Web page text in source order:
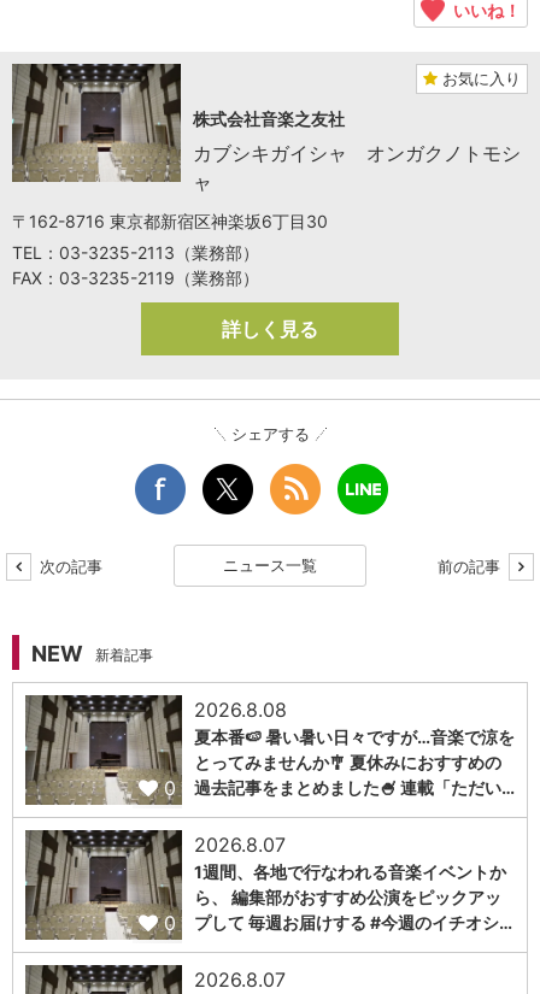
いいね！
お気に入り
株式会社音楽之友社
カブシキガイシャ オンガクノトモシ
ャ
〒162-8716 東京都新宿区神楽坂6丁目30
TEL：03-3235-2113（業務部）
FAX：03-3235-2119（業務部）
詳しく見る
シェアする
次の記事 ニュース一覧 前の記事
NEW 新着記事
0
2026.8.08
夏本番🍉 暑い暑い日々ですが…音楽で涼を
とってみませんか🎐 夏休みにおすすめの
過去記事をまとめました🍧 連載「ただい…
0
2026.8.07
1週間、各地で行なわれる音楽イベントか
ら、 編集部がおすすめ公演をピックアッ
プして 毎週お届けする #今週のイチオシ…
2026.8.07